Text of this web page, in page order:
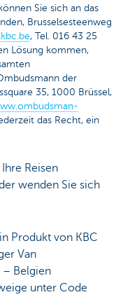
Sie sich an das
Brusselsesteenweg
, Tel. 016 43 25
Lösung kommen,
der
35, 1000 Brüssel,
das Recht, ein
Reisen
wenden Sie sich
Produkt von KBC
Van
– Belgien
unter Code